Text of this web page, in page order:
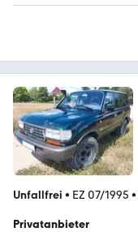
Unfallfrei • EZ 07/1995 •
Privatanbieter